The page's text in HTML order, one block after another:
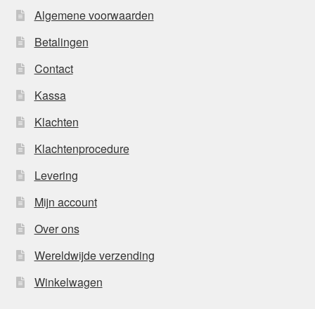
Algemene voorwaarden
Betalingen
Contact
Kassa
Klachten
Klachtenprocedure
Levering
Mijn account
Over ons
Wereldwijde verzending
Winkelwagen